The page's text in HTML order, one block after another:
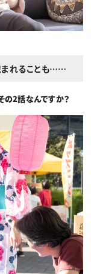
まれることも……
の2話なんですか？